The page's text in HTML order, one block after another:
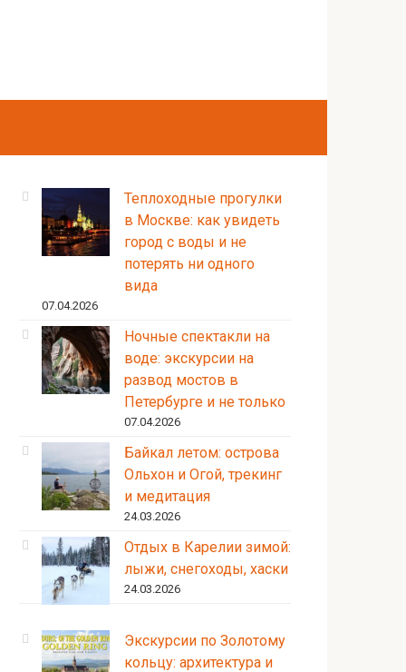
Теплоходные прогулки
в Москве: как увидеть
город с воды и не
потерять ни одного
вида
07.04.2026
Ночные спектакли на
воде: экскурсии на
развод мостов в
Петербурге и не только
07.04.2026
Байкал летом: острова
Ольхон и Огой, трекинг
и медитация
24.03.2026
Отдых в Карелии зимой:
лыжи, снегоходы, хаски
24.03.2026
Экскурсии по Золотому
кольцу: архитектура и